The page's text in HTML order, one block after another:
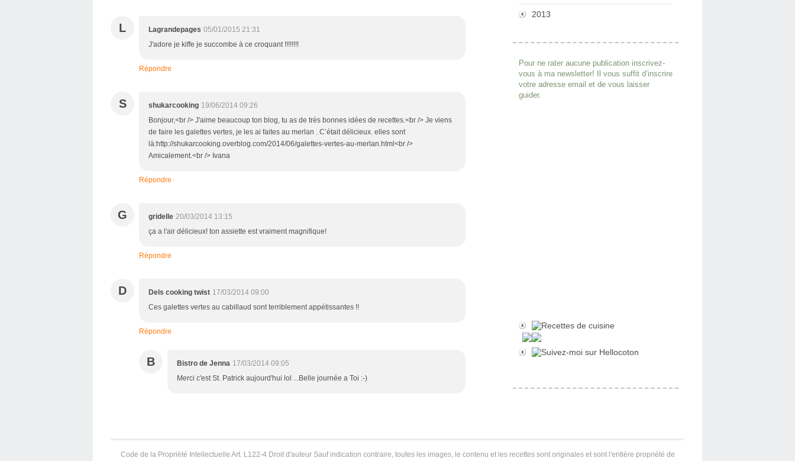
L Lagrandepages 05/01/2015 21:31
J'adore je kiffe je succombe à ce croquant !!!!!!!!
Répondre
S shukarcooking 19/06/2014 09:26
Bonjour,<br /> J'aime beaucoup ton blog, tu as de très bonnes idées de recettes.<br /> Je viens
de faire les galettes vertes, je les ai faites au merlan . C’était délicieux. elles sont
là:http://shukarcooking.overblog.com/2014/06/galettes-vertes-au-merlan.html<br />
Amicalement.<br /> Ivana
Répondre
G gridelle 20/03/2014 13:15
ça a l'air délicieux! ton assiette est vraiment magnifique!
Répondre
D Dels cooking twist 17/03/2014 09:00
Ces galettes vertes au cabillaud sont terriblement appétissantes !!
Répondre
B Bistro de Jenna 17/03/2014 09:05
Merci c'est St. Patrick aujourd'hui lol ...Belle journée a Toi :-)
2013
Pour ne rater aucune publication inscrivez-
vous à ma newsletter! Il vous suffit d’inscrire
votre adresse email et de vous laisser
guider.
Code de la Propriété Intellectuelle Art. L122-4 Droit d'auteur Sauf indication contraire, toutes les images, le contenu et les recettes sont originales et sont l'entière propriété de